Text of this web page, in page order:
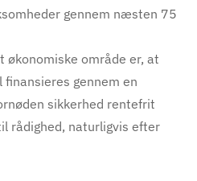
gennem næsten 75
økonomiske område er, at
gennem en
sikkerhed rentefrit
rådighed, naturligvis efter